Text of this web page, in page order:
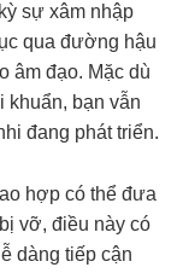
sự xâm nhập
qua đường hậu
âm đạo. Mặc dù
khuẩn, bạn vẫn
đang phát triển.
hợp có thể đưa
vỡ, điều này có
dàng tiếp cận